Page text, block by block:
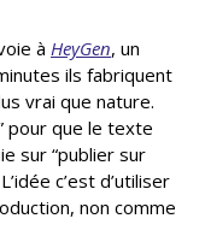
à HeyGen, un
ils fabriquent
vrai que nature.
pour que le texte
sur “publier sur
c’est d’utiliser
non comme